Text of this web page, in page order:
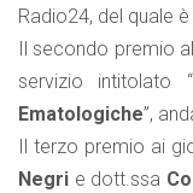
Radio24, del quale
Il secondo premio
servizio intitolato “
Ematologiche”,
Il terzo premio ai
Negri e dott.ssa